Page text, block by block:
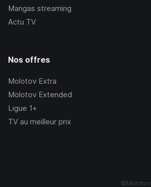
Mangas streaming
Actu TV
Nos offres
Molotov Extra
Molotov Extended
Ligue 1+
TV au meilleur prix
©Molotov